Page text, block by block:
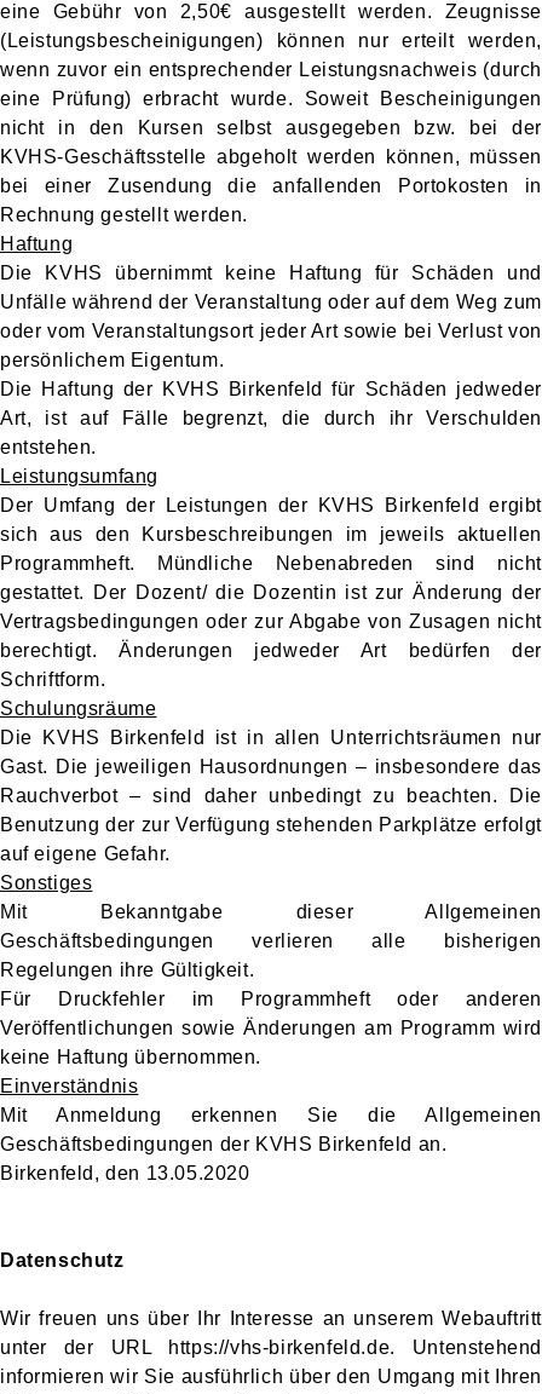
eine Gebühr von 2,50€ ausgestellt werden. Zeugnisse
(Leistungsbescheinigungen) können nur erteilt werden,
wenn zuvor ein entsprechender Leistungsnachweis (durch
eine Prüfung) erbracht wurde. Soweit Bescheinigungen
nicht in den Kursen selbst ausgegeben bzw. bei der
KVHS-Geschäftsstelle abgeholt werden können, müssen
bei einer Zusendung die anfallenden Portokosten in
Rechnung gestellt werden.
Haftung
Die KVHS übernimmt keine Haftung für Schäden und
Unfälle während der Veranstaltung oder auf dem Weg zum
oder vom Veranstaltungsort jeder Art sowie bei Verlust von
persönlichem Eigentum.
Die Haftung der KVHS Birkenfeld für Schäden jedweder
Art, ist auf Fälle begrenzt, die durch ihr Verschulden
entstehen.
Leistungsumfang
Der Umfang der Leistungen der KVHS Birkenfeld ergibt
sich aus den Kursbeschreibungen im jeweils aktuellen
Programmheft. Mündliche Nebenabreden sind nicht
gestattet. Der Dozent/ die Dozentin ist zur Änderung der
Vertragsbedingungen oder zur Abgabe von Zusagen nicht
berechtigt. Änderungen jedweder Art bedürfen der
Schriftform.
Schulungsräume
Die KVHS Birkenfeld ist in allen Unterrichtsräumen nur
Gast. Die jeweiligen Hausordnungen – insbesondere das
Rauchverbot – sind daher unbedingt zu beachten. Die
Benutzung der zur Verfügung stehenden Parkplätze erfolgt
auf eigene Gefahr.
Sonstiges
Mit Bekanntgabe dieser Allgemeinen
Geschäftsbedingungen verlieren alle bisherigen
Regelungen ihre Gültigkeit.
Für Druckfehler im Programmheft oder anderen
Veröffentlichungen sowie Änderungen am Programm wird
keine Haftung übernommen.
Einverständnis
Mit Anmeldung erkennen Sie die Allgemeinen
Geschäftsbedingungen der KVHS Birkenfeld an.
Birkenfeld, den 13.05.2020
Datenschutz
Wir freuen uns über Ihr Interesse an unserem Webauftritt
unter der URL https://vhs-birkenfeld.de. Untenstehend
informieren wir Sie ausführlich über den Umgang mit Ihren